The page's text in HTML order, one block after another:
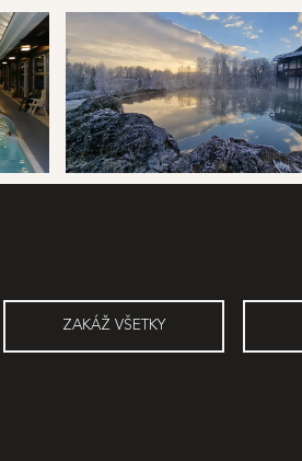
kupele ruzbachy jedlo
kupele ruzbachy kráter
ZAKÁŽ VŠETKY